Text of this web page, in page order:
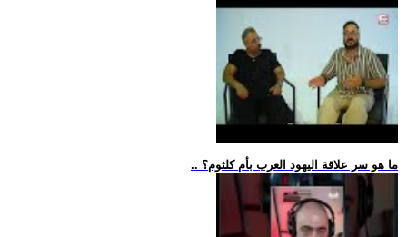
.. ما هو سر علاقة اليهود العرب بأم كلثوم؟